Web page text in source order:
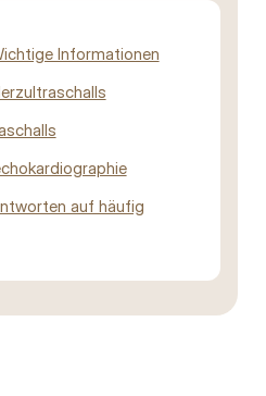
Informationen
auf häufig